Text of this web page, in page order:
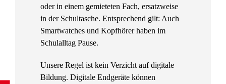
oder in einem gemieteten Fach, ersatzweise
in der Schultasche. Entsprechend gilt: Auch
Smartwatches und Kopfhörer haben im
Schulalltag Pause.
Unsere Regel ist kein Verzicht auf digitale
Bildung. Digitale Endgeräte können